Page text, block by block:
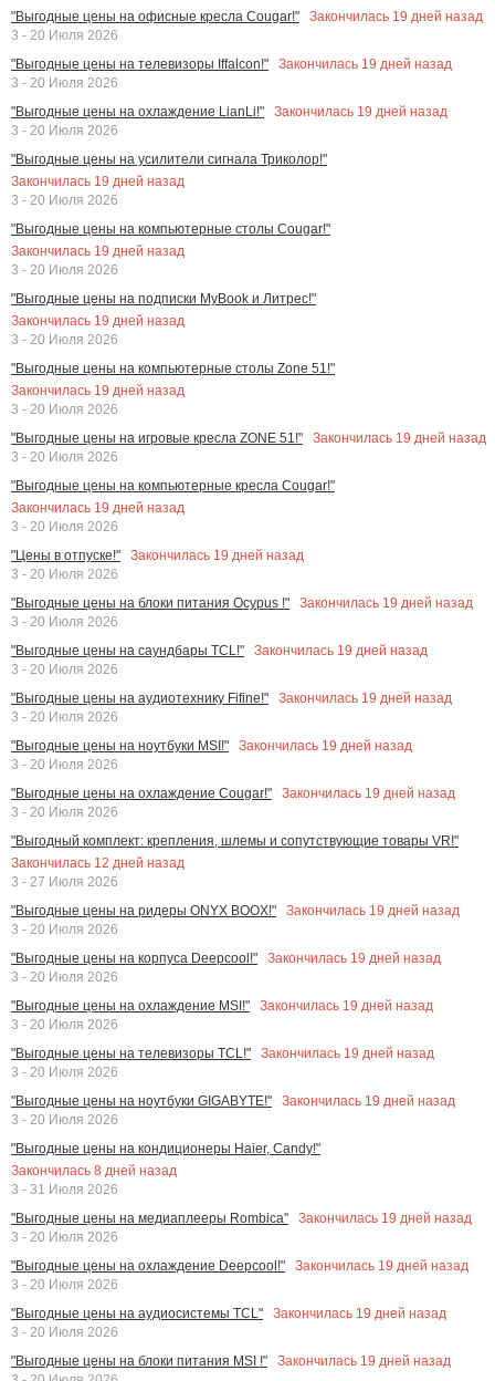
"Выгодные цены на офисные кресла Cougar!" Закончилась 19 дней назад
3 - 20 Июля 2026
"Выгодные цены на телевизоры Iffalcon!"
Закончилась 19 дней назад
3 - 20 Июля 2026
"Выгодные цены на охлаждение LianLi!"
Закончилась 19 дней назад
3 - 20 Июля 2026
"Выгодные цены на усилители сигнала Триколор!"
Закончилась 19 дней назад
3 - 20 Июля 2026
"Выгодные цены на компьютерные столы Cougar!"
Закончилась 19 дней назад
3 - 20 Июля 2026
"Выгодные цены на подписки MyBook и Литрес!"
Закончилась 19 дней назад
3 - 20 Июля 2026
"Выгодные цены на компьютерные столы Zone 51!"
Закончилась 19 дней назад
3 - 20 Июля 2026
"Выгодные цены на игровые кресла ZONE 51!"
Закончилась 19 дней назад
3 - 20 Июля 2026
"Выгодные цены на компьютерные кресла Cougar!"
Закончилась 19 дней назад
3 - 20 Июля 2026
"Цены в отпуске!"
Закончилась 19 дней назад
3 - 20 Июля 2026
"Выгодные цены на блоки питания Ocypus !"
Закончилась 19 дней назад
3 - 20 Июля 2026
"Выгодные цены на саундбары TCL!"
Закончилась 19 дней назад
3 - 20 Июля 2026
"Выгодные цены на аудиотехнику Fifine!"
Закончилась 19 дней назад
3 - 20 Июля 2026
"Выгодные цены на ноутбуки MSI!"
Закончилась 19 дней назад
3 - 20 Июля 2026
"Выгодные цены на охлаждение Cougar!"
Закончилась 19 дней назад
3 - 20 Июля 2026
"Выгодный комплект: крепления, шлемы и сопутствующие товары VR!"
Закончилась 12 дней назад
3 - 27 Июля 2026
"Выгодные цены на ридеры ONYX BOOX!"
Закончилась 19 дней назад
3 - 20 Июля 2026
"Выгодные цены на корпуса Deepcool!"
Закончилась 19 дней назад
3 - 20 Июля 2026
"Выгодные цены на охлаждение MSI!"
Закончилась 19 дней назад
3 - 20 Июля 2026
"Выгодные цены на телевизоры TCL!"
Закончилась 19 дней назад
3 - 20 Июля 2026
"Выгодные цены на ноутбуки GIGABYTE!"
Закончилась 19 дней назад
3 - 20 Июля 2026
"Выгодные цены на кондиционеры Haier, Candy!"
Закончилась 8 дней назад
3 - 31 Июля 2026
"Выгодные цены на медиаплееры Rombica"
Закончилась 19 дней назад
3 - 20 Июля 2026
"Выгодные цены на охлаждение Deepcool!"
Закончилась 19 дней назад
3 - 20 Июля 2026
"Выгодные цены на аудиосистемы TCL"
Закончилась 19 дней назад
3 - 20 Июля 2026
"Выгодные цены на блоки питания MSI !"
Закончилась 19 дней назад